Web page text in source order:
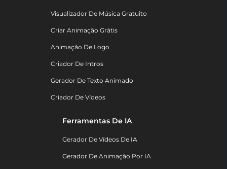
Visualizador De Música Gratuito
Criar Animação Grátis
Animação De Logo
Criador De Intros
Gerador De Texto Animado
Criador De Vídeos
Ferramentas De IA
Gerador De Vídeos De IA
Gerador De Animação Por IA